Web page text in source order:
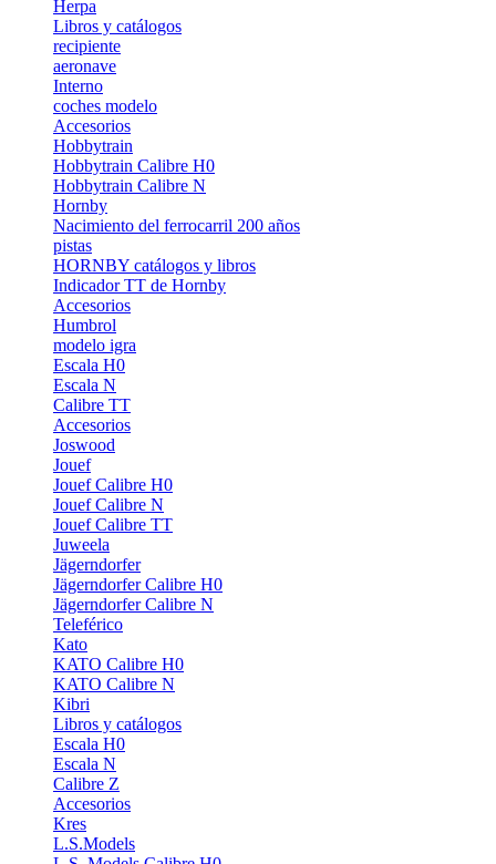
Herpa
Libros y catálogos
recipiente
aeronave
Interno
coches modelo
Accesorios
Hobbytrain
Hobbytrain Calibre H0
Hobbytrain Calibre N
Hornby
Nacimiento del ferrocarril 200 años
pistas
HORNBY catálogos y libros
Indicador TT de Hornby
Accesorios
Humbrol
modelo igra
Escala H0
Escala N
Calibre TT
Accesorios
Joswood
Jouef
Jouef Calibre H0
Jouef Calibre N
Jouef Calibre TT
Juweela
Jägerndorfer
Jägerndorfer Calibre H0
Jägerndorfer Calibre N
Teleférico
Kato
KATO Calibre H0
KATO Calibre N
Kibri
Libros y catálogos
Escala H0
Escala N
Calibre Z
Accesorios
Kres
L.S.Models